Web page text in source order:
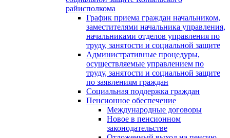
райисполкома
График приема граждан начальником,
заместителями начальника управления,
начальниками отделов управления по
труду, занятости и социальной защите
Административные процедуры,
осуществляемые управлением по
труду, занятости и социальной защите
по заявлениям граждан
Социальная поддержка граждан
Пенсионное обеспечение
Международные договоры
Новое в пенсионном
законодательстве